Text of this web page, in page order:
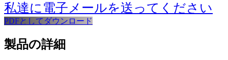
私達に電子メールを送ってください
PDFとしてダウンロード
製品の詳細